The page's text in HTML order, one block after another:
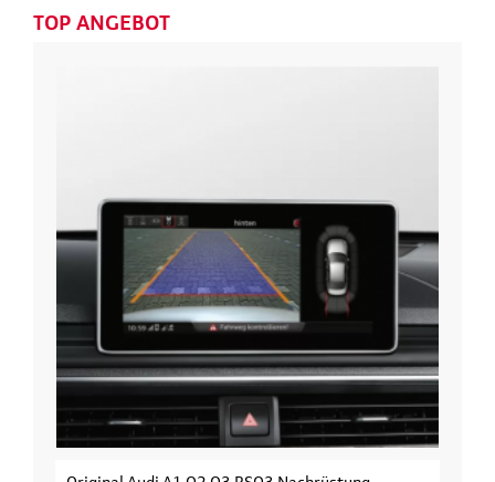
TOP ANGEBOT